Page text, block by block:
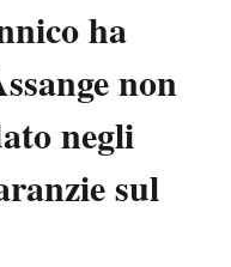
Idee
ha
non
negli
sul